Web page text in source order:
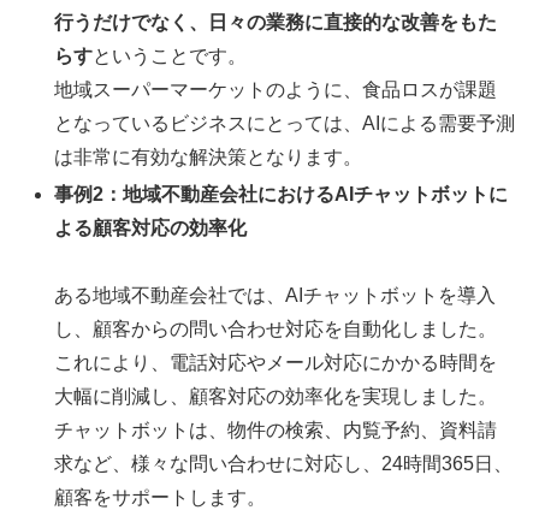
行うだけでなく、日々の業務に直接的な改善をもた
らすということです。
地域スーパーマーケットのように、食品ロスが課題
となっているビジネスにとっては、AIによる需要予測
は非常に有効な解決策となります。
事例2：地域不動産会社におけるAIチャットボットに
よる顧客対応の効率化
ある地域不動産会社では、AIチャットボットを導入
し、顧客からの問い合わせ対応を自動化しました。
これにより、電話対応やメール対応にかかる時間を
大幅に削減し、顧客対応の効率化を実現しました。
チャットボットは、物件の検索、内覧予約、資料請
求など、様々な問い合わせに対応し、24時間365日、
顧客をサポートします。